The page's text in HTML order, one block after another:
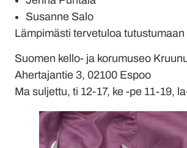
Susanne Salo
Lämpimästi tervetuloa
Suomen kello- ja korumuseo
Ahertajantie 3, 02100 Espoo
Ma suljettu, ti 12-17, ke -pe 11-19,